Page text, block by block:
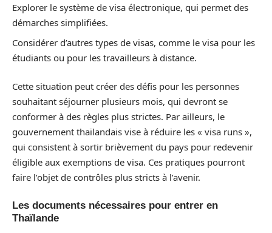
Explorer le système de visa électronique, qui permet des
démarches simplifiées.
Considérer d’autres types de visas, comme le visa pour les
étudiants ou pour les travailleurs à distance.
Cette situation peut créer des défis pour les personnes
souhaitant séjourner plusieurs mois, qui devront se
conformer à des règles plus strictes. Par ailleurs, le
gouvernement thaïlandais vise à réduire les « visa runs »,
qui consistent à sortir brièvement du pays pour redevenir
éligible aux exemptions de visa. Ces pratiques pourront
faire l’objet de contrôles plus stricts à l’avenir.
Les documents nécessaires pour entrer en
Thaïlande